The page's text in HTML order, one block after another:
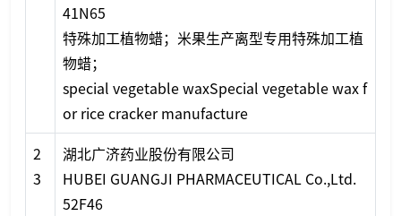
41N65
特殊加工植物蜡；米果生产离型专用特殊加工植
物蜡；
special vegetable waxSpecial vegetable wax f
or rice cracker manufacture
2
3
湖北广济药业股份有限公司
HUBEI GUANGJI PHARMACEUTICAL Co.,Ltd.
52F46